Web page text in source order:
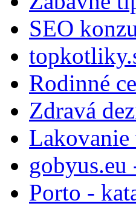
SEO
Rodinné
Zdravá
gobyus.eu
Porto -